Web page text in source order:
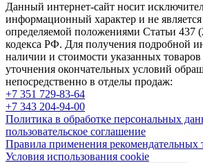
Данный интернет-сайт носит
информационный характер и не
определяемой положениями Статьи 437
кодекса РФ. Для получения подробной
наличии и стоимости указанных товаров
уточнения окончательных условий
непосредственно в отделы продаж:
+7 351 729-83-64
+7 343 204-94-00
Политика в обработке персональных
пользовательское соглашение
Правила применения рекомендательных
Условия использования cookie